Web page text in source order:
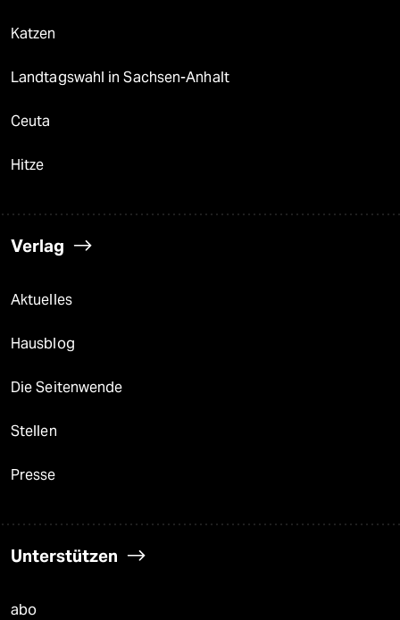
Katzen
Landtagswahl in Sachsen-Anhalt
Ceuta
Hitze
Verlag
Aktuelles
Hausblog
Die Seitenwende
Stellen
Presse
Unterstützen
abo